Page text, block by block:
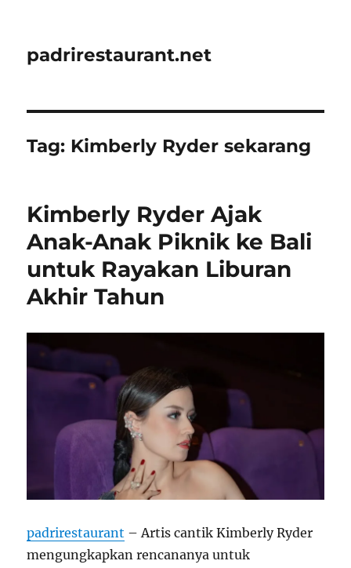
padrirestaurant.net
Tag: Kimberly Ryder sekarang
Kimberly Ryder Ajak
Anak-Anak Piknik ke Bali
untuk Rayakan Liburan
Akhir Tahun
padrirestaurant – Artis cantik Kimberly Ryder
mengungkapkan rencananya untuk